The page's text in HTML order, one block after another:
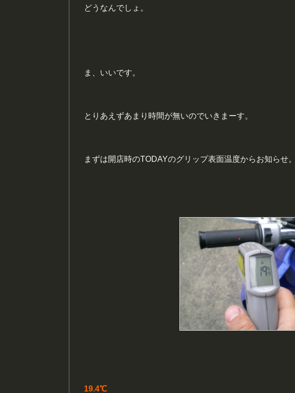
どうなんでしょ。
ま、いいです。
とりあえずあまり時間が無いのでいきまーす。
まずは開店時のTODAYのグリップ表面温度からお知らせ。
19.4℃